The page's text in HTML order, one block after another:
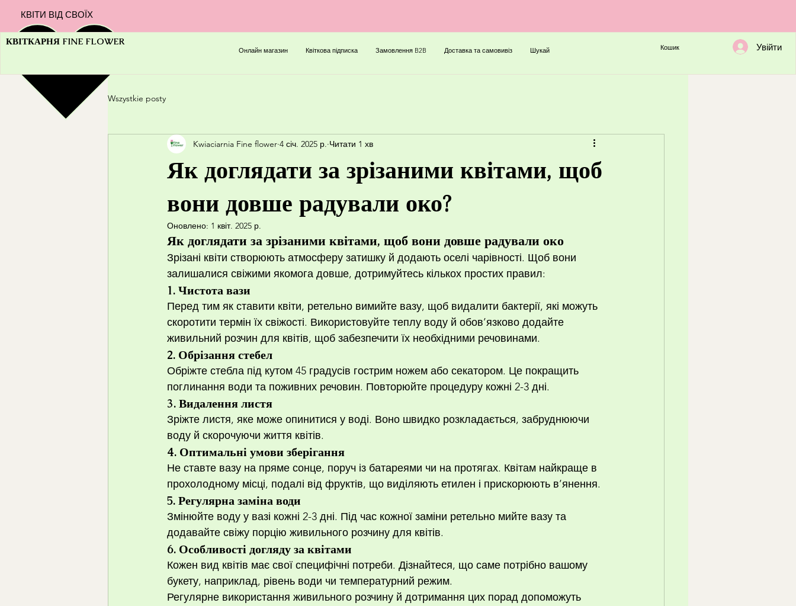
КВІТИ ВІД СВОЇХ
КВІТКАРНЯ FINE FLOWER
Онлайн магазин Квіткова підписка Замовлення B2B Доставка та самовивіз Шукай Кошик Увійти
Wszystkie posty
Як доглядати за зрізаними квітами, щоб
вони довше радували око?
Kwiaciarnia Fine flower 4 січ. 2025 р. Читати 1 хв
Оновлено: 1 квіт. 2025 р.
Як доглядати за зрізаними квітами, щоб вони довше радували око
Зрізані квіти створюють атмосферу затишку й додають оселі чарівності. Щоб вони
залишалися свіжими якомога довше, дотримуйтесь кількох простих правил:
1. Чистота вази
Перед тим як ставити квіти, ретельно вимийте вазу, щоб видалити бактерії, які можуть
скоротити термін їх свіжості. Використовуйте теплу воду й обов’язково додайте
живильний розчин для квітів, щоб забезпечити їх необхідними речовинами.
2. Обрізання стебел
Обріжте стебла під кутом 45 градусів гострим ножем або секатором. Це покращить
поглинання води та поживних речовин. Повторюйте процедуру кожні 2-3 дні.
3. Видалення листя
Зріжте листя, яке може опинитися у воді. Воно швидко розкладається, забруднюючи
воду й скорочуючи життя квітів.
4. Оптимальні умови зберігання
Не ставте вазу на пряме сонце, поруч із батареями чи на протягах. Квітам найкраще в
прохолодному місці, подалі від фруктів, що виділяють етилен і прискорюють в’янення.
5. Регулярна заміна води
Змінюйте воду у вазі кожні 2-3 дні. Під час кожної заміни ретельно мийте вазу та
додавайте свіжу порцію живильного розчину для квітів.
6. Особливості догляду за квітами
Кожен вид квітів має свої специфічні потреби. Дізнайтеся, що саме потрібно вашому
букету, наприклад, рівень води чи температурний режим.
Регулярне використання живильного розчину й дотримання цих порад допоможуть